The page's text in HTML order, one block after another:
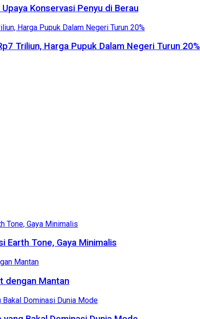
Konservasi Penyu di Berau
Triliun, Harga Pupuk Dalam Negeri Turun 20%
Earth Tone, Gaya Minimalis
dengan Mantan